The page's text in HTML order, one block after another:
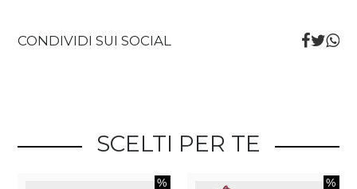
CONDIVIDI SUI SOCIAL
SCELTI PER TE